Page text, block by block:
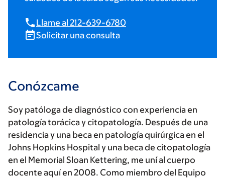
Llame al 212-639-6780
Solicitar una consulta
Conózcame
Soy patóloga de diagnóstico con experiencia en
patología torácica y citopatología. Después de una
residencia y una beca en patología quirúrgica en el
Johns Hopkins Hospital y una beca de citopatología
en el Memorial Sloan Kettering, me uní al cuerpo
docente aquí en 2008. Como miembro del Equipo